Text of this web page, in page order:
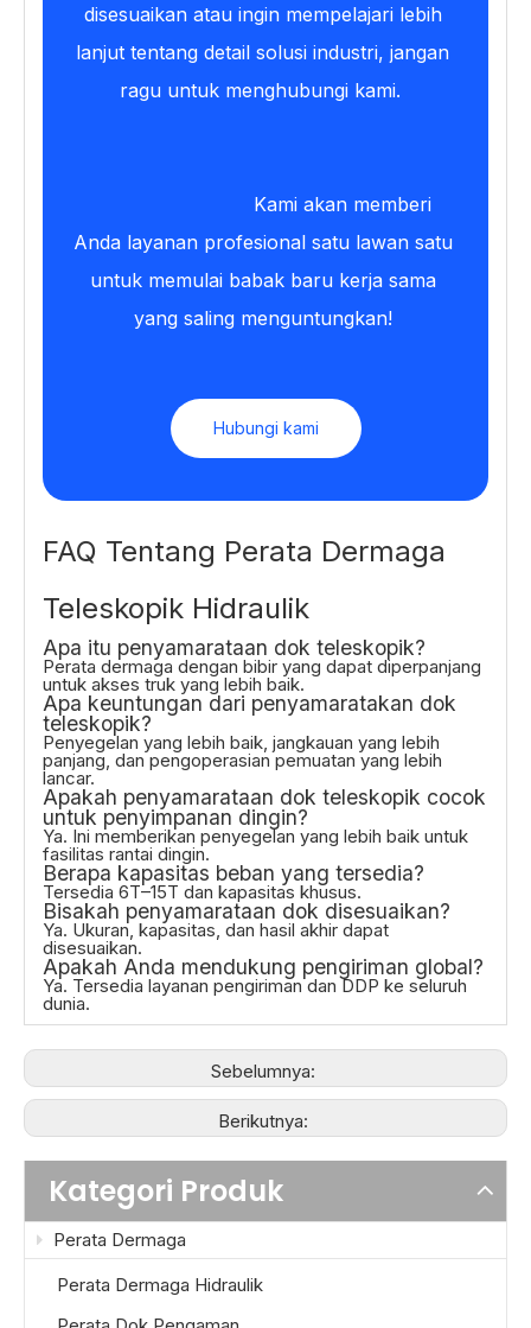
disesuaikan atau ingin mempelajari lebih
lanjut tentang detail solusi industri, jangan
ragu untuk menghubungi kami.
Kami akan memberi
Anda layanan profesional satu lawan satu
untuk memulai babak baru kerja sama
yang saling menguntungkan!
Hubungi kami
FAQ Tentang Perata Dermaga
Teleskopik Hidraulik
Apa itu penyamarataan dok teleskopik?
Perata dermaga dengan bibir yang dapat diperpanjang
untuk akses truk yang lebih baik.
Apa keuntungan dari penyamaratakan dok
teleskopik?
Penyegelan yang lebih baik, jangkauan yang lebih
panjang, dan pengoperasian pemuatan yang lebih
lancar.
Apakah penyamarataan dok teleskopik cocok
untuk penyimpanan dingin?
Ya. Ini memberikan penyegelan yang lebih baik untuk
fasilitas rantai dingin.
Berapa kapasitas beban yang tersedia?
Tersedia 6T–15T dan kapasitas khusus.
Bisakah penyamarataan dok disesuaikan?
Ya. Ukuran, kapasitas, dan hasil akhir dapat
disesuaikan.
Apakah Anda mendukung pengiriman global?
Ya. Tersedia layanan pengiriman dan DDP ke seluruh
dunia.
Sebelumnya:
Berikutnya:
Kategori Produk
Perata Dermaga
Perata Dermaga Hidraulik